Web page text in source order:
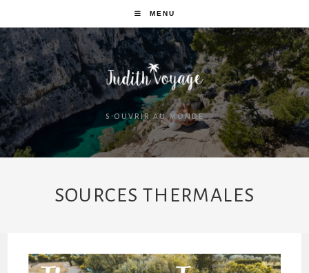
MENU
S'OUVRIR AU MONDE
SOURCES THERMALES